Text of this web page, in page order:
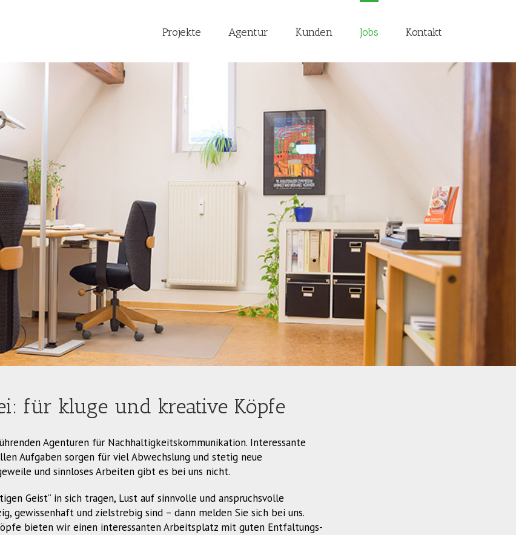
Projekte Agentur Kunden Jobs Kontakt
für kluge und kreative Köpfe
Agenturen für Nachhaltigkeitskommunikation. Interessante
Aufgaben sorgen für viel Abwechslung und stetig neue
und sinnloses Arbeiten gibt es bei uns nicht.
Geist“ in sich tragen, Lust auf sinnvolle und anspruchsvolle
gewissenhaft und zielstrebig sind – dann melden Sie sich bei uns.
bieten wir einen interessanten Arbeitsplatz mit guten Entfaltungs-